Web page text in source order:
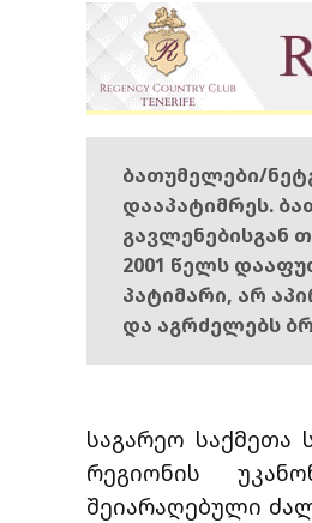
ბათუმელები/
დააპატიმრეს.
გავლენებისგან
2001 წელს
პატიმარი, არ
და აგრძელებს
საგარეო
რეგიონის
შეიარაღებული